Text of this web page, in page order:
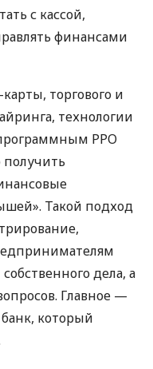
с кассой,
финансами
торгового и
технологии
РРО
Такой подход
дела, а
Главное —
который